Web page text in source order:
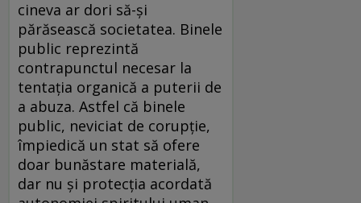
cineva ar dori să-și
părăsească societatea. Binele
public reprezintă
contrapunctul necesar la
tentația organică a puterii de
a abuza. Astfel că binele
public, neviciat de corupție,
împiedică un stat să ofere
doar bunăstare materială,
dar nu și protecția acordată